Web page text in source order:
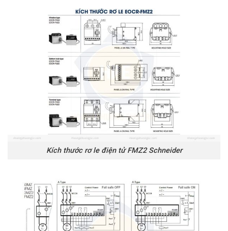
Kích thước rơ le điện tử FMZ2 Schneider